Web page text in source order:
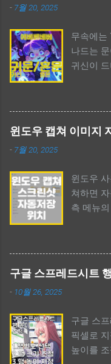
- 7월 20, 2025
무속에는
나드는
귀신이
가 강하
중간적인
이팝 데
언급되
문과 영
문 뜻 어
Of Ghost
있다면 `
것이다.
나들 때
기 위한
` 귀문
는 ` 차원
윈도우 캡쳐 이미지
- 7월 20, 2025
윈도우
쳐하면
측 메뉴
수 있다.
들은 삭
용량을
저장 위
는 여러
`Shift+윈
것이다.
구글 스프레드시트
- 10월 26, 2025
구글 스
픽셀로
높이를